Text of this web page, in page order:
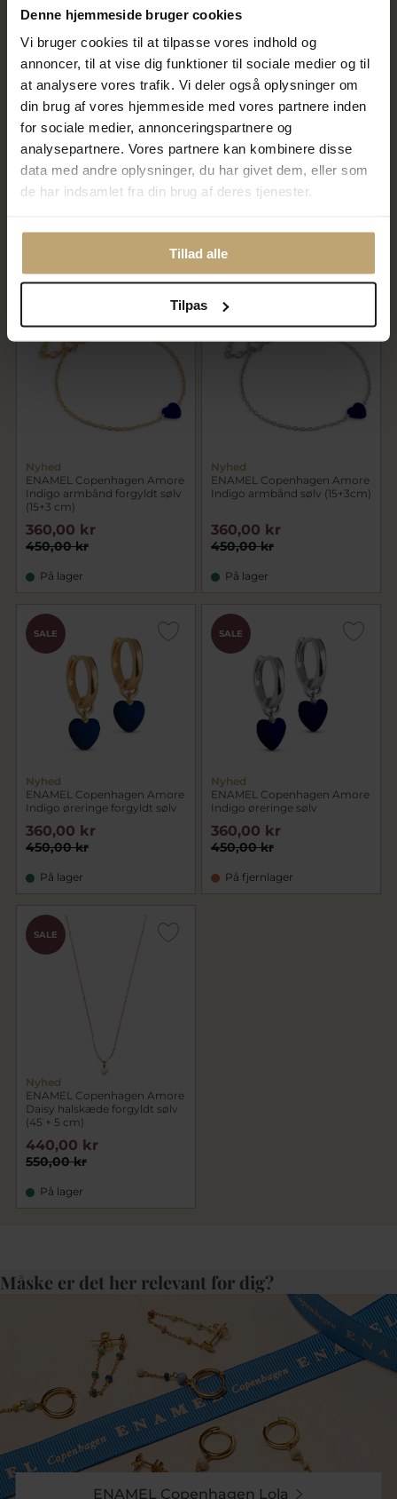
Denne hjemmeside bruger cookies
Vi bruger cookies til at tilpasse vores indhold og
annoncer, til at vise dig funktioner til sociale medier og til
at analysere vores trafik. Vi deler også oplysninger om
din brug af vores hjemmeside med vores partnere inden
for sociale medier, annonceringspartnere og
analysepartnere. Vores partnere kan kombinere disse
data med andre oplysninger, du har givet dem, eller som
de har indsamlet fra din brug af deres tjenester.
Tillad alle
Tilpas
Nyhed
ENAMEL Copenhagen Amore
Bordeaux øreringe sølv
450,00 kr
Nyhed
ENAMEL Copenhagen Amore
Indigo halskæde forgyldt sølv
(45 + 5 cm)
550,00 kr
På lager
Nyhed
ENAMEL Copenhagen Amore
Indigo armbånd forgyldt sølv
(15+3 cm)
450,00 kr
360,00 kr
På lager
Nyhed
ENAMEL Copenhagen Amore
Indigo armbånd sølv (15+3cm)
450,00 kr
360,00 kr
På lager
SALE
Nyhed
ENAMEL Copenhagen Amore
Indigo øreringe forgyldt sølv
450,00 kr
360,00 kr
På lager
SALE
Nyhed
ENAMEL Copenhagen Amore
Indigo øreringe sølv
450,00 kr
360,00 kr
På fjernlager
SALE
Nyhed
ENAMEL Copenhagen Amore
Daisy halskæde forgyldt sølv
(45 + 5 cm)
550,00 kr
440,00 kr
På lager
Måske er det her relevant for dig?
ENAMEL Copenhagen Lola